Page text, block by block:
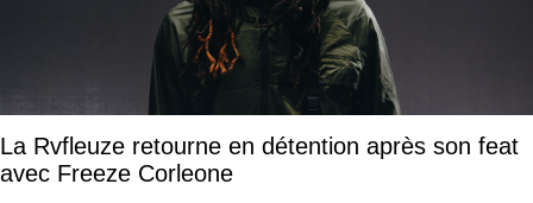
La Rvfleuze retourne en détention après son feat
avec Freeze Corleone